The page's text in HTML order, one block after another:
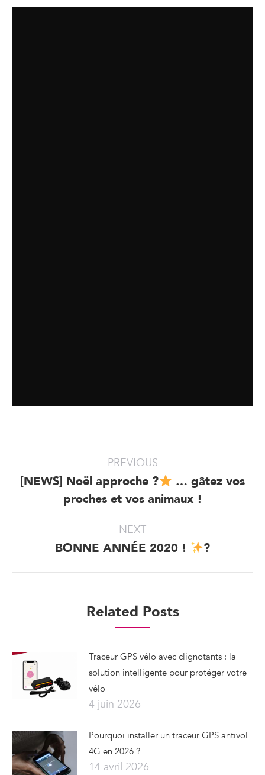
navigation
PREVIOUS
Previous
post:
[NEWS] Noël approche ?
… gâtez vos
proches et vos animaux !
NEXT
Next
BONNE ANNÉE 2020 ! ?
Related Posts
Traceur GPS vélo avec clignotants : la
solution intelligente pour protéger votre
vélo
4 juin 2026
Pourquoi installer un traceur GPS antivol
4G en 2026 ?
14 avril 2026